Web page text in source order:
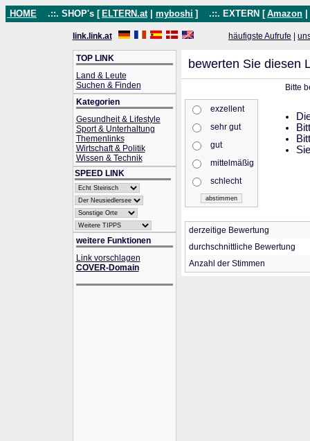
HOME .::. SHOP's [ ELTERN.at myboshi ] .::. EXTERN [ Amazon
link.link.at häufigste Aufrufe
TOP LINK
Land & Leute
Suchen & Finden
Kategorien
Gesundheit & Lifestyle
Sport & Unterhaltung
Themenlinks
Wirtschaft & Politik
Wissen & Technik
SPEED LINK
weitere Funktionen
Link vorschlagen
COVER-Domain
bewerten Sie diesen
Bitte
exzellent
sehr gut
gut
mittelmäßig
schlecht
derzeitige Bewertung
durchschnittliche Bewertung
Anzahl der Stimmen